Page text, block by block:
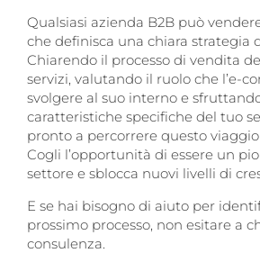
Qualsiasi azienda B2B può
che definisca una chiara strategia
Chiarendo il processo di vendita
servizi, valutando il ruolo che l’e-
svolgere al suo interno e
caratteristiche specifiche del tuo
pronto a percorrere questo
Cogli l’opportunità di essere un
settore e sblocca nuovi livelli di
E se hai bisogno di aiuto per
prossimo processo, non esitare a
consulenza.